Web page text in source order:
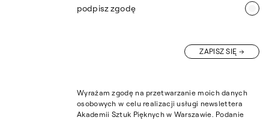
podpisz zgodę
ZAPISZ SIĘ
Wyrażam zgodę na przetwarzanie moich danych
osobowych w celu realizacji usługi newslettera
Akademii Sztuk Pięknych w Warszawie. Podanie